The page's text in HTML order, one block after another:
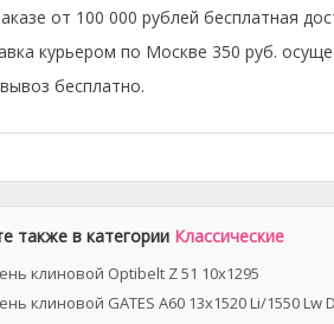
от 100 000 рублей бесплатная
курьером по Москве 350 руб.
бесплатно.
также в категории Классические
клиновой Optibelt Z 51 10х1295
клиновой GATES A60 13x1520 Li/1550 Lw